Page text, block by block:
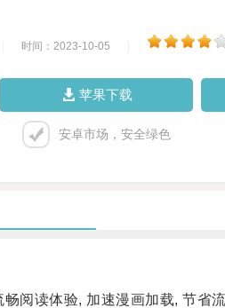
时间：2023-10-05
苹果下载
安卓市场，安全绿色
读体验, 加速漫画加载, 节省